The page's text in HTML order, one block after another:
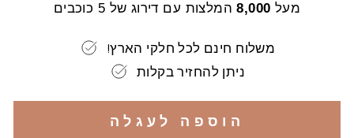
מעל 8,000המלצות עם דירוג של 5 כוכבים
!משלוח חינם לכל חלקי הארץ
ניתן להחזיר בקלות
הוספה לעגלה